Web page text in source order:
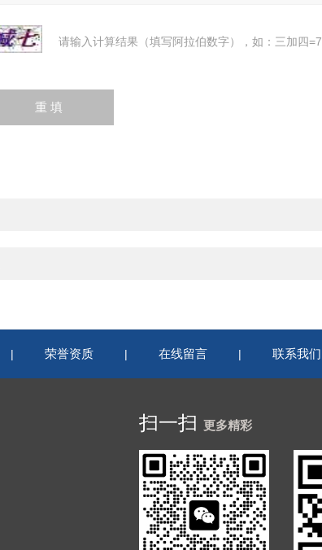
请输入计算结果（填写阿拉伯数字），如：三加四=7
| 荣誉资质 | 在线留言 | 联系我们
扫一扫 更多精彩